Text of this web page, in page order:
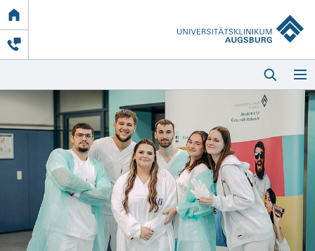
Link
zur
Startseite
Startseite
Kliniken & Einrichtungen